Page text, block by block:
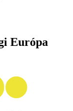
Európa